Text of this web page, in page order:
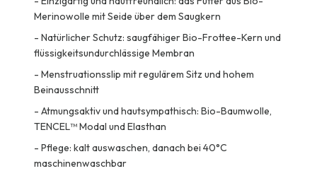
Merinowolle mit Seide über dem Saugkern
- Natürlicher Schutz: saugfähiger Bio-Frottee-Kern und
flüssigkeitsundurchlässige Membran
- Menstruationsslip mit regulärem Sitz und hohem
Beinausschnitt
- Atmungsaktiv und hautsympathisch: Bio-Baumwolle,
TENCEL™ Modal und Elasthan
- Pflege: kalt auswaschen, danach bei 40°C
maschinenwaschbar